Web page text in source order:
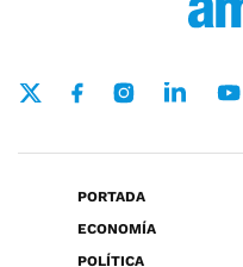
PORTADA
ECONOMÍA
POLÍTICA